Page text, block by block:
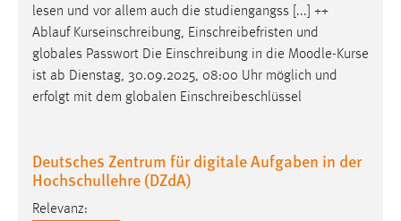
lesen und vor allem auch die studiengangss [...] ++
Ablauf Kurseinschreibung, Einschreibefristen und
globales Passwort Die Einschreibung in die Moodle-Kurse
ist ab Dienstag, 30.09.2025, 08:00 Uhr möglich und
erfolgt mit dem globalen Einschreibeschlüssel
Deutsches Zentrum für digitale Aufgaben in der
Hochschullehre (DZdA)
Relevanz:
Cookie Laufzeit:
MibewSessionID, mibew-chat-frame-style-
5e9dbeb1811c0446 = Sitzungslaufzeit, mibew_locale = 3
Jahre, MIBEW_UserID = 1 Jahr
Name:
fe_user, be_user, be_lastLoginProvider
Zweck: